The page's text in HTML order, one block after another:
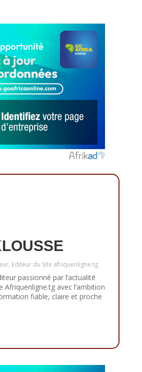
Editeur du Site afriquenligne.tg
passionné par l’actualité
Afriquenligne.tg avec l’ambition
fiable, claire et proche